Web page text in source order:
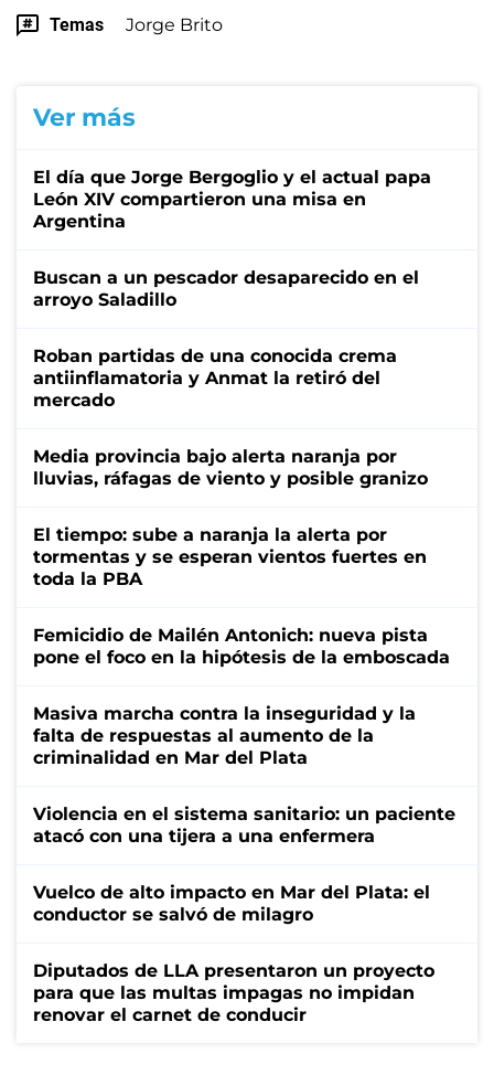
Temas Jorge Brito
Ver más
El día que Jorge Bergoglio y el actual papa
León XIV compartieron una misa en
Argentina
Buscan a un pescador desaparecido en el
arroyo Saladillo
Roban partidas de una conocida crema
antiinflamatoria y Anmat la retiró del
mercado
Media provincia bajo alerta naranja por
lluvias, ráfagas de viento y posible granizo
El tiempo: sube a naranja la alerta por
tormentas y se esperan vientos fuertes en
toda la PBA
Femicidio de Mailén Antonich: nueva pista
pone el foco en la hipótesis de la emboscada
Masiva marcha contra la inseguridad y la
falta de respuestas al aumento de la
criminalidad en Mar del Plata
Violencia en el sistema sanitario: un paciente
atacó con una tijera a una enfermera
Vuelco de alto impacto en Mar del Plata: el
conductor se salvó de milagro
Diputados de LLA presentaron un proyecto
para que las multas impagas no impidan
renovar el carnet de conducir